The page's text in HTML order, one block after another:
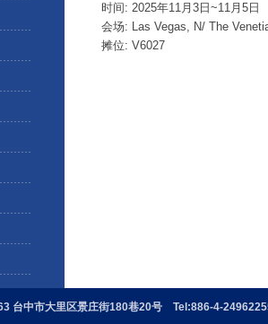
时间: 2025年11月3日~11月5日
会场: Las Vegas, N/ The
摊位: V6027
台中市大里区景庄街180巷20号 Tel:886-4-